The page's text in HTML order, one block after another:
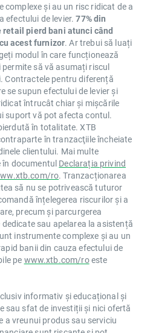
complexe și au un risc ridicat de a
efectului de levier.77% din
pierd bani atunci când
acest furnizor. Ar trebui să luați
modul în care funcționează
să vă asumați riscul
Contractele pentru diferență
se supun efectului de levier și
întrucât chiar și mișcările
suport vă pot afecta contul.
în totalitate. XTB
în tranzacţiile încheiate
clientului. Mai multe
documentul Declarația privind
ro. Tranzacționarea
să nu se potrivească tuturor
înțelegerea riscurilor și a
precum și parcurgerea
sau apelarea la asistență
instrumente complexe și au un
banii din cauza efectului de
pe www.xtb.com/roeste
informativ și educațional și
sau sfat de investiții și nici ofertă
a vreunui produs sau serviciu